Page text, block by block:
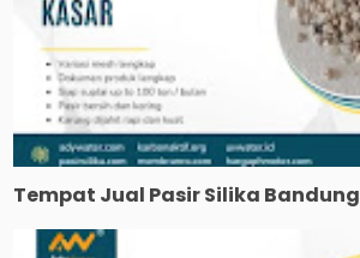
Tempat Jual Pasir Silika Bandung